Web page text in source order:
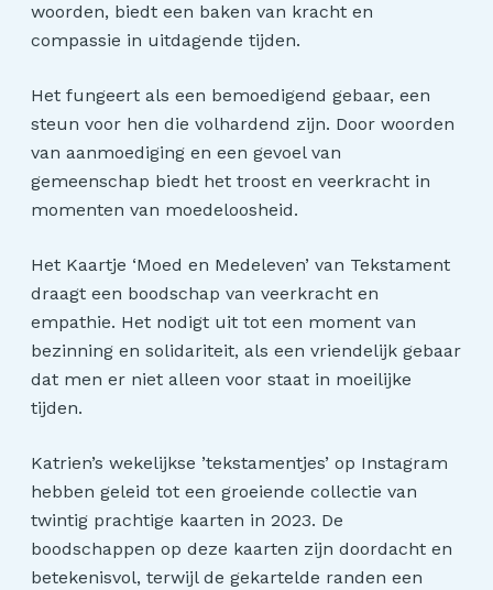
woorden, biedt een baken van kracht en
compassie in uitdagende tijden.
Het fungeert als een bemoedigend gebaar, een
steun voor hen die volhardend zijn. Door woorden
van aanmoediging en een gevoel van
gemeenschap biedt het troost en veerkracht in
momenten van moedeloosheid.
Het Kaartje ‘Moed en Medeleven’ van Tekstament
draagt een boodschap van veerkracht en
empathie. Het nodigt uit tot een moment van
bezinning en solidariteit, als een vriendelijk gebaar
dat men er niet alleen voor staat in moeilijke
tijden.
Katrien’s wekelijkse ’tekstamentjes’ op Instagram
hebben geleid tot een groeiende collectie van
twintig prachtige kaarten in 2023. De
boodschappen op deze kaarten zijn doordacht en
betekenisvol, terwijl de gekartelde randen een